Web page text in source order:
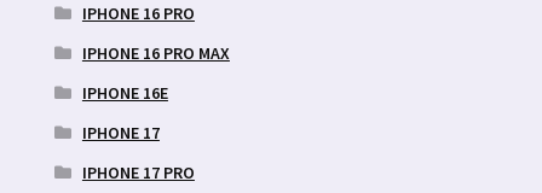
IPHONE 16 PRO
IPHONE 16 PRO MAX
IPHONE 16E
IPHONE 17
IPHONE 17 PRO